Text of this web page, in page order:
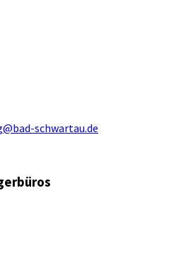
schwartau.de